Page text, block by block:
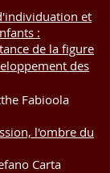
et
:
de la figure
des
l'ombre du
Carta